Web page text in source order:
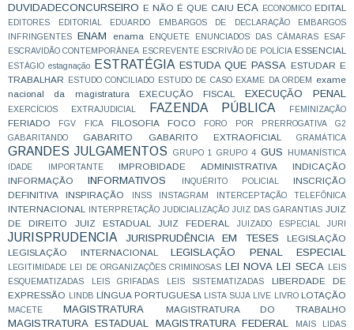
DUVIDADECONCURSEIRO E NÃO É QUE CAIU ECA ECONOMICO EDITAL
EDITORES EDITORIAL EDUARDO EMBARGOS DE DECLARAÇÃO
EMBARGOS
INFRINGENTES
ENAM enama ENQUETE ENUNCIADOS DAS CÂMARAS
ESAF
ESCRAVIDÃO CONTEMPORÂNEA ESCREVENTE ESCRIVÃO DE POLÍCIA ESSENCIAL
ESTÁGIO estagnação ESTRATÉGIA ESTUDA QUE PASSA ESTUDAR E
TRABALHAR
ESTUDO CONCILIADO ESTUDO DE CASO EXAME DA ORDEM
exame
nacional da magistratura
EXECUÇÃO FISCAL EXECUÇÃO PENAL
EXERCÍCIOS EXTRAJUDICIAL FAZENDA PÚBLICA FEMINIZAÇÃO
FERIADO FGV FICA FILOSOFIA FOCO FORO POR PRERROGATIVA
G2
GABARITANDO
GABARITO GABARITO EXTRAOFICIAL GRAMÁTICA
GRANDES JULGAMENTOS GRUPO 1 GRUPO 4 GUS
HUMANÍSTICA
IDADE
IMPORTANTE IMPROBIDADE ADMINISTRATIVA
INDICAÇÃO
INFORMAÇÃO
INFORMATIVOS INQUÉRITO POLICIAL
INSCRIÇÃO
DEFINITIVA
INSPIRAÇÃO INSS INSTAGRAM INTERCEPTAÇÃO TELEFÔNICA
INTERNACIONAL INTERPRETAÇÃO JUDICIALIZAÇÃO JUIZ DAS GARANTIAS JUIZ
DE DIREITO
JUIZ ESTADUAL JUIZ FEDERAL JUIZADO ESPECIAL JURI
JURISPRUDENCIA JURISPRUDÊNCIA EM TESES
LEGISLAÇÃO
LEGISLAÇÃO INTERNACIONAL
LEGISLAÇÃO PENAL ESPECIAL
LEGITIMIDADE LEI DE ORGANIZAÇÕES CRIMINOSAS LEI NOVA LEI SECA
LEIS
ESQUEMATIZADAS
LEIS GRIFADAS LEIS SISTEMATIZADAS
LIBERDADE DE
EXPRESSÃO
LINDB LÍNGUA PORTUGUESA LISTA SUJA LIVE LIVRO LOTAÇÃO
MACETE MAGISTRATURA MAGISTRATURA DO TRABALHO
MAGISTRATURA ESTADUAL MAGISTRATURA FEDERAL
MAIS LIDAS